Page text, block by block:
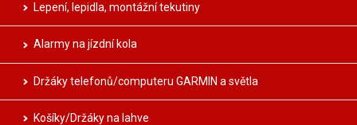
Lepení, lepidla, montážní tekutiny
Alarmy na jízdní kola
Držáky telefonů/computeru GARMIN a světla
Košíky/Držáky na lahve